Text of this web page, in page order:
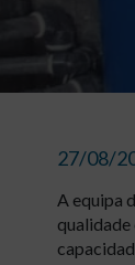
27/08/
A equipa
qualidade